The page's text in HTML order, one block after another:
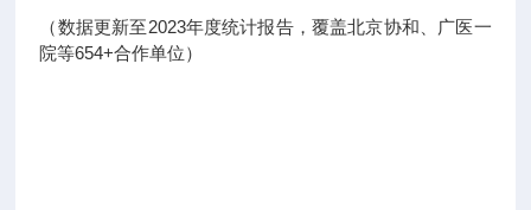
（数据更新至2023年度统计报告，覆盖北京协和、广医一
院等654+合作单位）